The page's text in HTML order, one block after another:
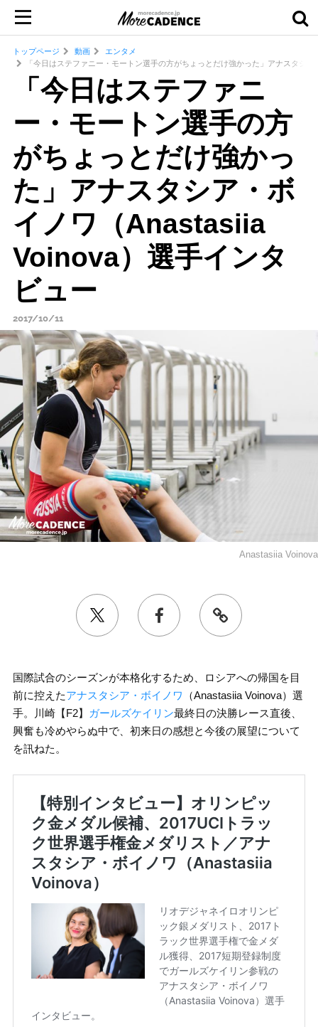
トップページ 動画
エンタメ
「今日はステファニー・モートン選手の方がちょっとだけ強かった」アナスタシ
「今日はステファニ
ー・モートン選手の方
がちょっとだけ強かっ
た」アナスタシア・ボ
イノワ（Anastasiia
Voinova）選手インタ
ビュー
2017/10/11
Anastasiia Voinova
国際試合のシーズンが本格化するため、ロシアへの帰国を目
前に控えたアナスタシア・ボイノワ
（Anastasiia Voinova）選
手。川崎【F2】
ガールズケイリン最終日の決勝レース直後、
興奮も冷めやらぬ中で、初来日の感想と今後の展望について
を訊ねた。